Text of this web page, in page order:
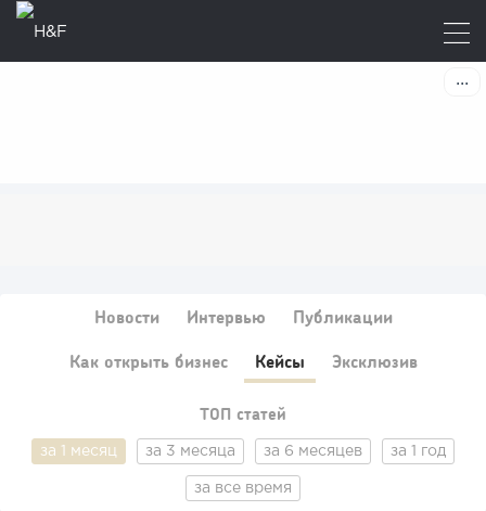
Новости Интервью Публикации
Как открыть бизнес Кейсы Эксклюзив
ТОП статей
за 1 месяц за 3 месяца за 6 месяцев за 1 год
за все время